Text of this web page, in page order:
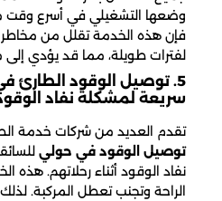
وضعها التشغيلي في أسرع وقت
فإن هذه الخدمة تقلل من مخاطر
لفترات طويلة، مما قد يؤدي
5. توصيل الوقود الطارئ
سريعة لمشكلة نفاد
تقدم العديد من شركات خدمة
توصيل الوقود في حولي
نفاد الوقود أثناء رحلاتهم.
الراحة وتجنب تعطل المركبة.